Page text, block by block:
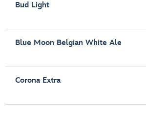
Bud Light
Blue Moon Belgian White Ale
Corona Extra